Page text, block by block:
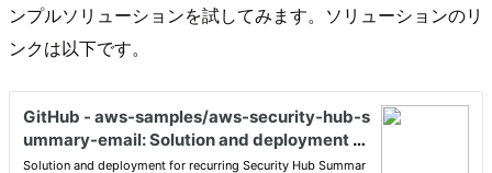
ンプルソリューションを試してみます。ソリューションのリ
ンクは以下です。